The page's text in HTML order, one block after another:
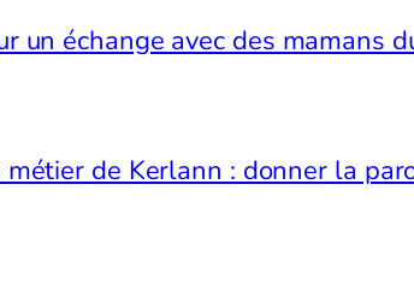
un échange avec des mamans
de Kerlann : donner la